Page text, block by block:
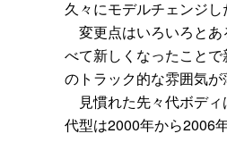
久々にモデルチェンジし
変更点はいろいろとあ
べて新しくなったこと
のトラック的な雰囲気が
見慣れた先々代ボディ
代型は2000年から2006